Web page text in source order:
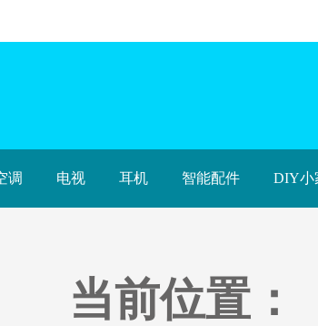
调 电视 耳机 智能配件 DIY小
当前位置：